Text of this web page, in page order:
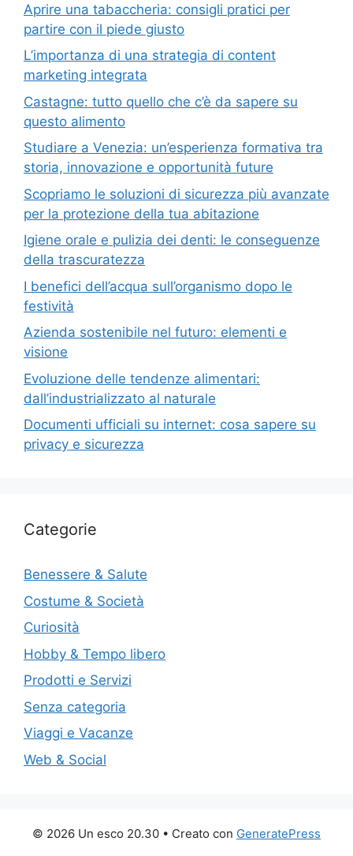
Aprire una tabaccheria: consigli pratici per
partire con il piede giusto
L’importanza di una strategia di content
marketing integrata
Castagne: tutto quello che c’è da sapere su
questo alimento
Studiare a Venezia: un’esperienza formativa tra
storia, innovazione e opportunità future
Scopriamo le soluzioni di sicurezza più avanzate
per la protezione della tua abitazione
Igiene orale e pulizia dei denti: le conseguenze
della trascuratezza
I benefici dell’acqua sull’organismo dopo le
festività
Azienda sostenibile nel futuro: elementi e
visione
Evoluzione delle tendenze alimentari:
dall’industrializzato al naturale
Documenti ufficiali su internet: cosa sapere su
privacy e sicurezza
Categorie
Benessere & Salute
Costume & Società
Curiosità
Hobby & Tempo libero
Prodotti e Servizi
Senza categoria
Viaggi e Vacanze
Web & Social
© 2026 Un esco 20.30 • Creato con GeneratePress